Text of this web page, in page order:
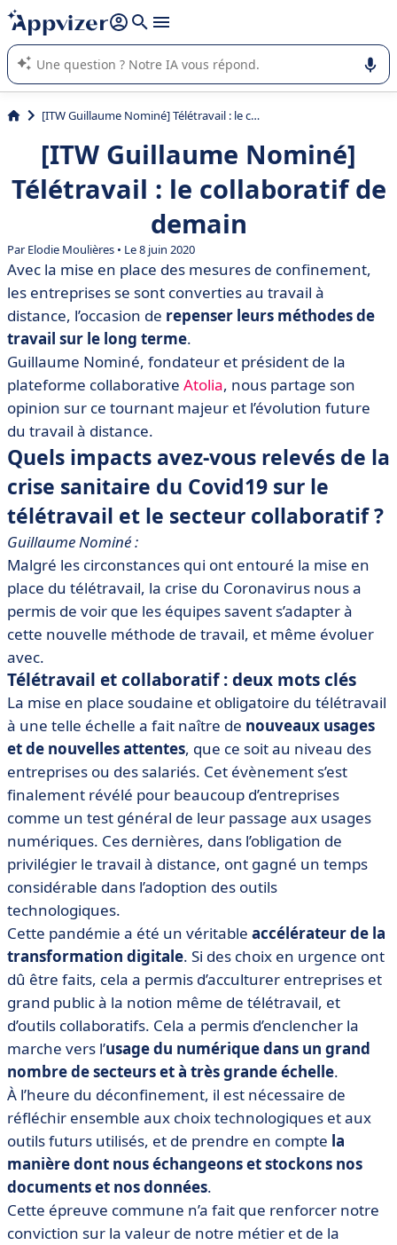
répondre (plusieurs lignes avec
L'IA de Appvizer vous guide dans l'utilisation ou la sélection de
logiciel SaaS en entreprise.
[ITW Guillaume Nominé] Télétravail : le collaboratif de demain
[ITW Guillaume Nominé]
Télétravail : le collaboratif de
demain
ParElodie Moulières • Le 8 juin 2020
Avec la mise en place des mesures de confinement,
les entreprises se sont converties au travail à
distance, l’occasion de repenser leurs méthodes de
travail sur le long terme.
Guillaume Nominé, fondateur et président de la
plateforme collaborative Atolia, nous partage son
opinion sur ce tournant majeur et l’évolution future
du travail à distance.
Quels impacts avez-vous relevés de la
crise sanitaire du Covid19 sur le
télétravail et le secteur collaboratif ?
Guillaume Nominé :
Malgré les circonstances qui ont entouré la mise en
place du télétravail, la crise du Coronavirus nous a
permis de voir que les équipes savent s’adapter à
cette nouvelle méthode de travail, et même évoluer
avec.
Télétravail et collaboratif : deux mots clés
La mise en place soudaine et obligatoire du télétravail
à une telle échelle a fait naître de nouveaux usages
et de nouvelles attentes, que ce soit au niveau des
entreprises ou des salariés. Cet évènement s’est
finalement révélé pour beaucoup d’entreprises
comme un test général de leur passage aux usages
numériques. Ces dernières, dans l’obligation de
privilégier le travail à distance, ont gagné un temps
considérable dans l’adoption des outils
technologiques.
Cette pandémie a été un véritable accélérateur de la
transformation digitale. Si des choix en urgence ont
dû être faits, cela a permis d’acculturer entreprises et
grand public à la notion même de télétravail, et
d’outils collaboratifs. Cela a permis d’enclencher la
marche vers l’usage du numérique dans un grand
nombre de secteurs et à très grande échelle.
À l’heure du déconfinement, il est nécessaire de
réfléchir ensemble aux choix technologiques et aux
outils futurs utilisés, et de prendre en compte la
manière dont nous échangeons et stockons nos
documents et nos données.
Cette épreuve commune n’a fait que renforcer notre
conviction sur la valeur de notre métier et de la